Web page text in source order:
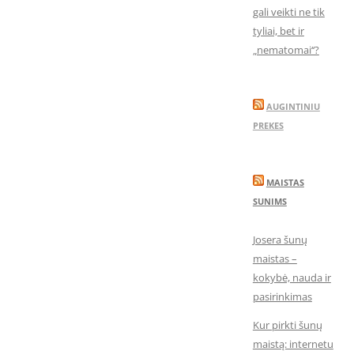
gali veikti ne tik
tyliai, bet ir
„nematomai‘‘?
AUGINTINIU
PREKES
MAISTAS
SUNIMS
Josera šunų
maistas –
kokybė, nauda ir
pasirinkimas
Kur pirkti šunų
maistą: internetu